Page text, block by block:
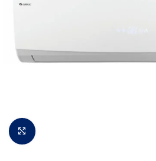
Padidinti vaizdą